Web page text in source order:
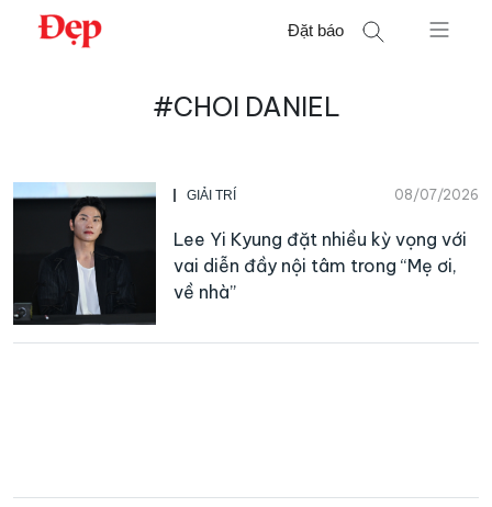
Chuyển
Đặt báo
#CHOI DANIEL
GIẢI TRÍ 08/07/2026
Lee Yi Kyung đặt nhiều kỳ vọng với
vai diễn đầy nội tâm trong “Mẹ ơi,
về nhà”